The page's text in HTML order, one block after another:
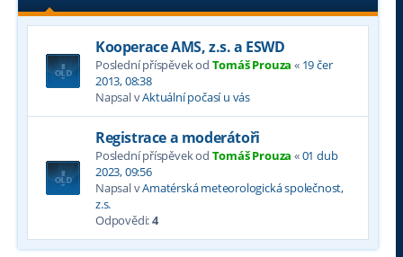
Kooperace AMS, z.s. a ESWD
Poslední příspěvek od Tomáš Prouza « 19 čer
2013, 08:38
Napsal vAktuální počasí u vás
Registrace a moderátoři
Poslední příspěvek od Tomáš Prouza «01 dub
2023, 09:56
Napsal vAmatérská meteorologická společnost,
z.s.
Odpovědi:4